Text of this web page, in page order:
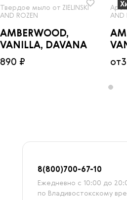
Твердое мыло от ZIELINSKI
AND ROZEN
AMBERWOOD,
VANILLA, DAVANA
890 ₽
AND
от
8(800)700-67-10
Ежедневно с 10:00 до
по Владивостокскому